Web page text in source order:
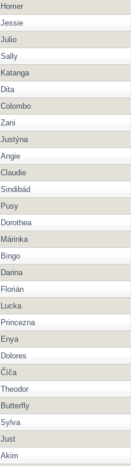
Homer
Jessie
Julio
Sally
Katanga
Dita
Colombo
Zani
Justýna
Angie
Claudie
Sindibád
Pusy
Dorothea
Márinka
Bingo
Darina
Florián
Lucka
Princezna
Enya
Dolores
Číča
Theodor
Butterfly
Sylva
Just
Akim